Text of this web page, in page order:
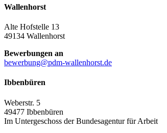
Wallenhorst
Alte Hofstelle 13
49134 Wallenhorst
Bewerbungen an
bewerbung@pdm-wallenhorst.de
Ibbenbüren
Weberstr. 5
49477 Ibbenbüren
Im Untergeschoss der Bundesagentur für Arbeit